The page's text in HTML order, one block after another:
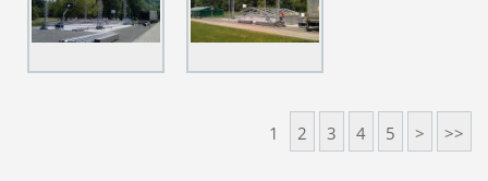
1 2 3 4 5 > >>